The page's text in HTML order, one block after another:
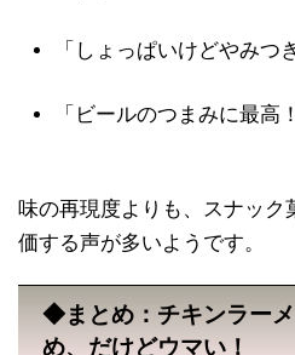
「しょっぱいけどやみつ
「ビールのつまみに最高
味の再現度よりも、スナック
価する声が多いようです。
◆まとめ：チキンラー
め、だけどウマい！